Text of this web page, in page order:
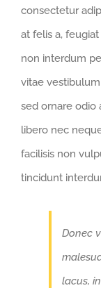
consectetur
at felis a,
non interdum
vitae
sed ornare odio
libero nec
facilisis non
tincidunt
Donec
lacus,